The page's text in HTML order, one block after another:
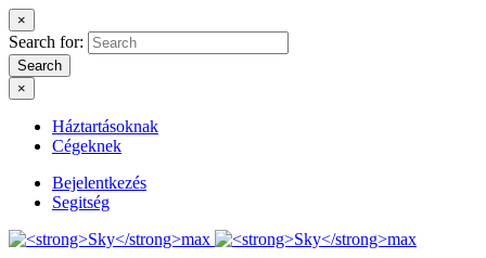
×
Search for:
Search
×
Háztartásoknak
Cégeknek
Bejelentkezés
Segitség